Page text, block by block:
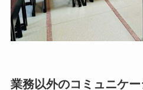
業務以外のコミュニケ